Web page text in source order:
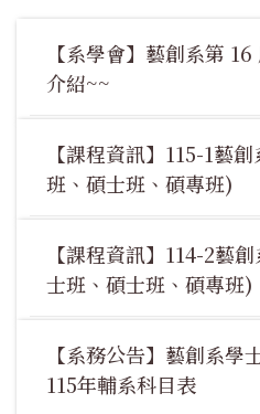
【系學會】藝創系第
介紹~~
【課程資訊】115-1藝
班、碩士班、碩專班)
【課程資訊】114-2藝
士班、碩士班、碩專班)
【系務公告】藝創系學
115年輔系科目表